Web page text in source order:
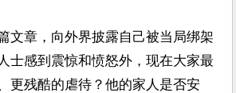
文章，向外界披露自己被当局绑架
士感到震惊和愤怒外，现在大家最
更残酷的虐待？他的家人是否安